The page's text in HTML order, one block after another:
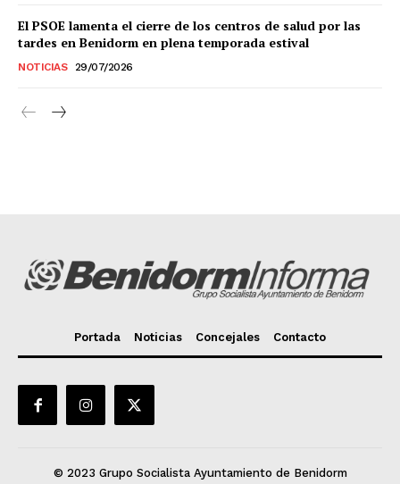
El PSOE lamenta el cierre de los centros de salud por las
tardes en Benidorm en plena temporada estival
NOTICIAS 29/07/2026
Portada Noticias Concejales Contacto
© 2023 Grupo Socialista Ayuntamiento de Benidorm